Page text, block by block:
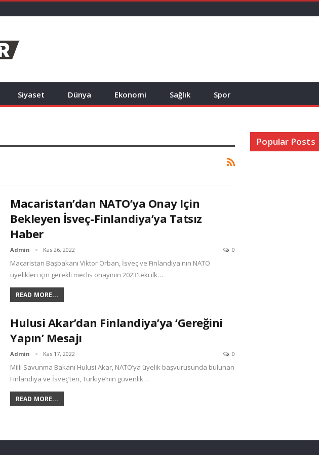
Siyaset Dünya Ekonomi Sağlık Spor
Macaristan’dan NATO’ya Onay Için
Bekleyen İsveç-Finlandiya’ya Tatsız
Haber
Admin Kas 26, 2022 0
Macaristan Başbakanı Viktor Orban, İsveç ve Finlandiya'nın NATO
üyelikleri için gerekli meclis onayının 2023'teki ilk…
READ MORE...
Hulusi Akar’dan Finlandiya’ya ‘gereğini
Yapın’ Mesajı
Admin Kas 17, 2022 0
Milli Savunma Bakanı Hulusi Akar, NATO’ya üyelik başvurusunda bulunan
Finlandiya ve İsveç’ten, Türkiye’nin güvenlik…
READ MORE...
Popular Posts